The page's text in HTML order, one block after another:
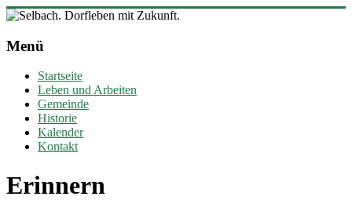
Zum
springen
Dorfleben
Zukunft.
Ortsgemeinde
Selbach
(Sieg)
Menü
Startseite
Leben und Arbeiten
Gemeinde
Historie
Kalender
Kontakt
Erinnern